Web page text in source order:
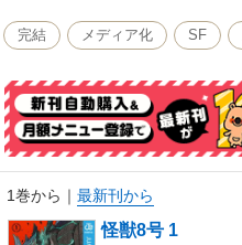
完結 メディア化 SF
1巻から ｜ 最新刊から
怪獣8号 1